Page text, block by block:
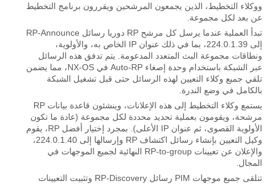
ووكلاء التخطيط، الذين يجمعون المرشحين ويقررون برنامج التخطيط
عن بعد لكل مجموعة.
تبدأ العملية عندما يرسل كل مرشح RP دوريا رسائل RP-Announce
إلى 224.0.1.39، بما في ذلك عنوان IP الخاص به، والأولوية،
ونطاقات مجموعة البث المتعدد المدعومة. يتم تدفق هذه الرسائل
عبر الشبكة باستخدام وحدة إصغاء Auto-RP في NX-OS، مما يضمن
تلقي جميع وكلاء التعيين لهذه الرسائل حتى قبل تشغيل الشبكة
بالكامل في وضع الندرة.
يستمع وكلاء التخطيط إلى هذه الإعلانات، وينشئون قاعدة بيانات RP
مرشحة، ويقومون بعملية تحديد محددة لكل مجموعة (عادة ما تكون
الأولوية القصوى، ثم عنوان IP الأعلى). بمجرد إختيار أفضل RP، يقوم
وكيل التعيين بإنشاء رسائل اكتشاف RP وإرسالها إلى 224.0.1.40،
والإعلان عن تعيينات RP-to-group النهائية لجميع الموجهات في
المجال.
تتلقى جميع موجهات PIM رسائل RP-Discovery وتثبيت التعيينات